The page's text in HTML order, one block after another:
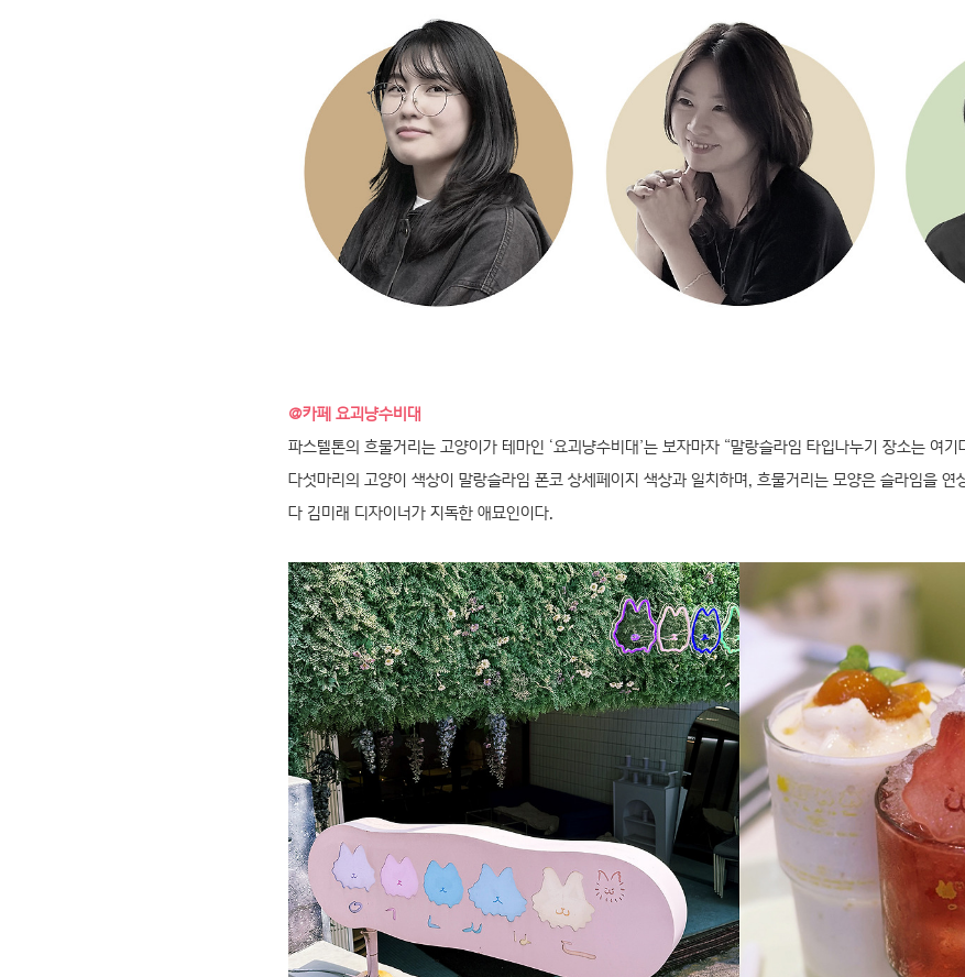
@카페 요괴냥수비대
파스텔톤의 흐물거리는 고양이가 테마인 ‘요괴냥수비대’는 보자마자 “말랑슬라임 타입나누기 장소는 여
다섯마리의 고양이 색상이 말랑슬라임 폰코 상세페이지 색상과 일치하며, 흐물거리는 모양은 슬라임을 연
다 김미래 디자이너가 지독한 애묘인이다.